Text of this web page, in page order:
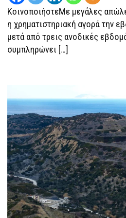
ΚοινοποιήστεΜε μεγάλες
η χρηματιστηριακή αγορά την
μετά από τρεις ανοδικές
συμπληρώνει […]